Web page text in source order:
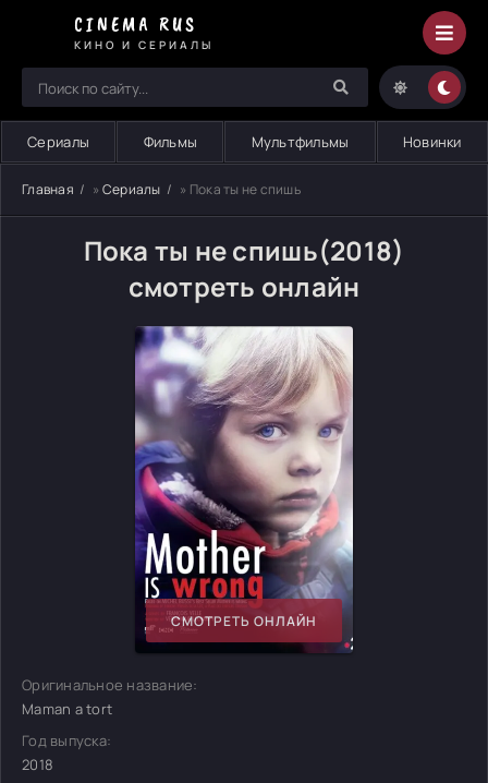
CINEMA RUS
КИНО И СЕРИАЛЫ
Сериалы Фильмы Мультфильмы Новинки
Главная » Сериалы » Пока ты не спишь
Пока ты не спишь(2018)
смотреть онлайн
СМОТРЕТЬ ОНЛАЙН
Оригинальное название:
Maman a tort
Год выпуска:
2018